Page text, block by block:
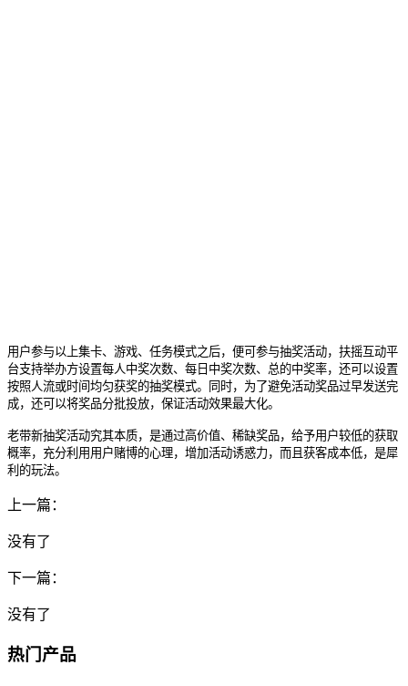
用户参与以上集卡、游戏、任务模式之后，便可参与抽奖活动，扶摇互动平
台支持举办方设置每人中奖次数、每日中奖次数、总的中奖率，还可以设置
按照人流或时间均匀获奖的抽奖模式。同时，为了避免活动奖品过早发送完
成，还可以将奖品分批投放，保证活动效果最大化。
老带新抽奖活动究其本质，是通过高价值、稀缺奖品，给予用户较低的获取
概率，充分利用用户赌博的心理，增加活动诱惑力，而且获客成本低，是犀
利的玩法。
上一篇：
没有了
下一篇：
没有了
热门产品